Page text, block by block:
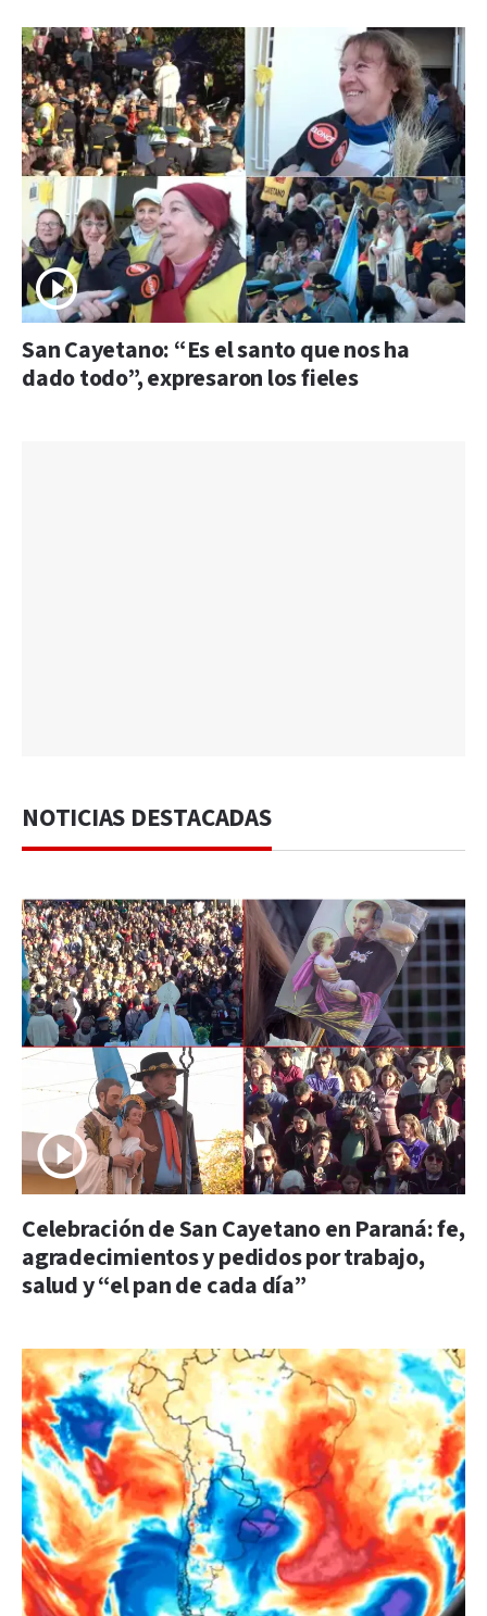
San Cayetano: “Es el santo que nos ha
dado todo”, expresaron los fieles
NOTICIAS DESTACADAS
Celebración de San Cayetano en Paraná: fe,
agradecimientos y pedidos por trabajo,
salud y “el pan de cada día”